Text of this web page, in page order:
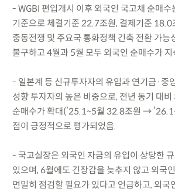
- WGBI 편입개시 이후 외국인 국고채 순매
기준으로 체결기준 22.7조원, 결제기준 18.0
중동전쟁 및 주요국 통화정책 긴축 전환 가능
불구하고 4월과 5월 모두 외국인 순매수가 지
- 일본계 등 신규투자자의 유입과 연기금·중
성향 투자자의 높은 비중으로, 전년 동기 대비
순매수가 확대(’25.1~5월 32.8조원 →
점이 긍정적으로 평가되었음.
- 국고실장은 외국인 자금의 유입이 상당한
있으며, 6월에도 긴장감을 늦추지 않고 외국
면밀히 점검할 필요가 있다고 언급하고, 외국